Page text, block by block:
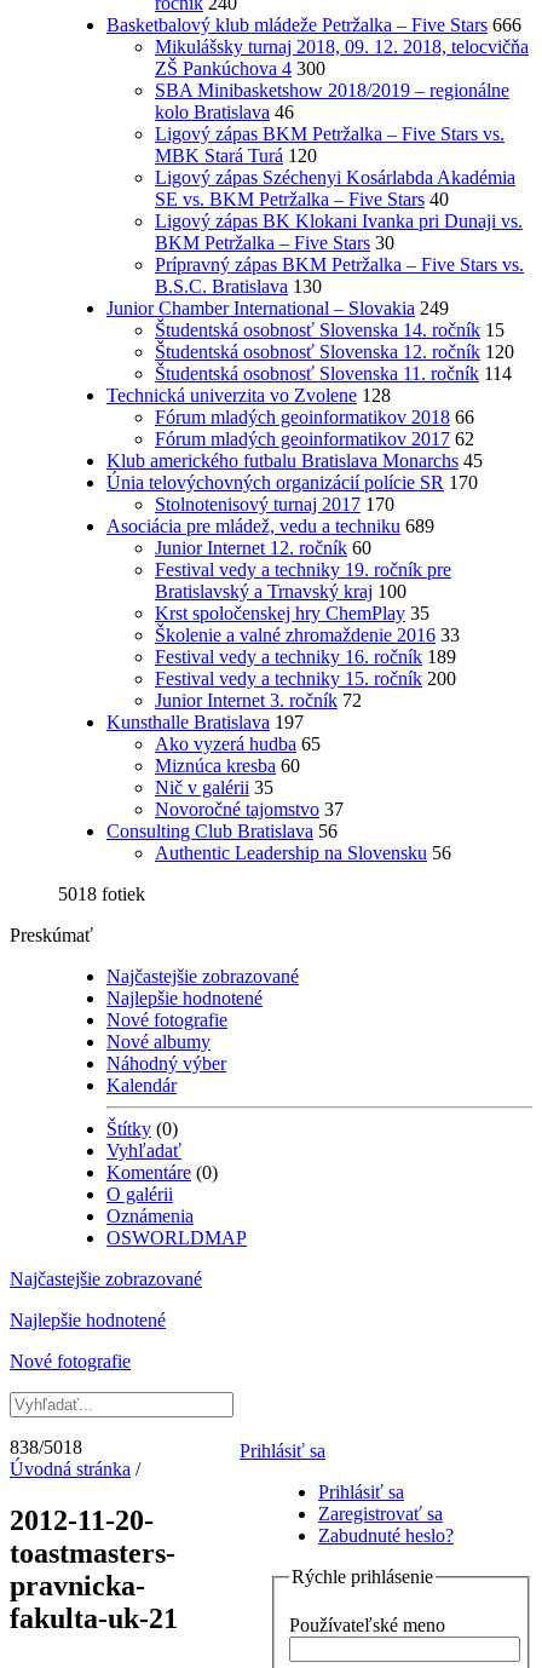
Basketbalový klub mládeže Petržalka – Five Stars 666
Mikulášsky turnaj 2018, 09. 12. 2018, telocvičňa
ZŠ Pankúchova 4 300
SBA Minibasketshow 2018/2019 – regionálne
kolo Bratislava 46
Ligový zápas BKM Petržalka – Five Stars vs.
MBK Stará Turá 120
Ligový zápas Széchenyi Kosárlabda Akadémia
SE vs. BKM Petržalka – Five Stars 40
Ligový zápas BK Klokani Ivanka pri Dunaji vs.
BKM Petržalka – Five Stars 30
Prípravný zápas BKM Petržalka – Five Stars vs.
B.S.C. Bratislava 130
Junior Chamber International – Slovakia 249
Študentská osobnosť Slovenska 14. ročník 15
Študentská osobnosť Slovenska 12. ročník 120
Študentská osobnosť Slovenska 11. ročník 114
Technická univerzita vo Zvolene 128
Fórum mladých geoinformatikov 2018 66
Fórum mladých geoinformatikov 2017 62
Klub amerického futbalu Bratislava Monarchs 45
Únia telovýchovných organizácií polície SR 170
Stolnotenisový turnaj 2017 170
Asociácia pre mládež, vedu a techniku 689
Junior Internet 12. ročník 60
Festival vedy a techniky 19. ročník pre
Bratislavský a Trnavský kraj 100
Krst spoločenskej hry ChemPlay 35
Školenie a valné zhromaždenie 2016 33
Festival vedy a techniky 16. ročník 189
Festival vedy a techniky 15. ročník 200
Junior Internet 3. ročník 72
Kunsthalle Bratislava 197
Ako vyzerá hudba 65
Miznúca kresba 60
Nič v galérii 35
Novoročné tajomstvo 37
Consulting Club Bratislava 56
Authentic Leadership na Slovensku 56
5018 fotiek
Preskúmať
Najčastejšie zobrazované
Najlepšie hodnotené
Nové fotografie
Nové albumy
Náhodný výber
Kalendár
Štítky (0)
Vyhľadať
Komentáre (0)
O galérii
Oznámenia
OSWORLDMAP
Najčastejšie zobrazované
Najlepšie hodnotené
Nové fotografie
Prihlásiť sa
Prihlásiť sa
Zaregistrovať sa
Zabudnuté heslo?
Rýchle prihlásenie
Používateľské meno
838/5018
Úvodná stránka /
2012-11-20-
toastmasters-
pravnicka-
fakulta-uk-21